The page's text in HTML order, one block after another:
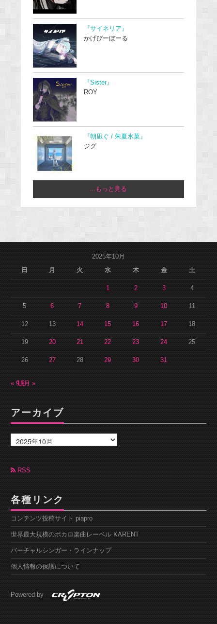
『サイネリア』
かげぴーぼーる
『Sister』
ROY
『朝凪ぐ / 朱夏氷菓』
ジグ
...もっと見る
2025年10月
日
月 火 水 木 金 土
1 2 3 4
5 6 7 8 9 10 11
12 13 14 15 16 17 18
19 20 21 22 23 24 25
26 27 28 29 30 31
« 9月
11月 »
アーカイブ
ー
カ
ブRSS
各種リンク
コンテンツ投稿サイト piapro
世界最大規模のボカロ楽曲レーベル KARENT
バーチャルシンガー・ラインナップ
個人情報の保護について
Powered by